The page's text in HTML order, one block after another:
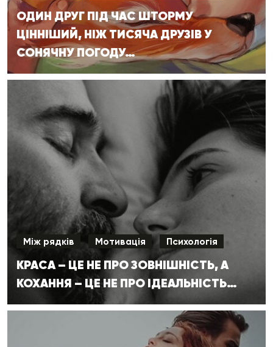
ОДИН ДРУГ ПІД ЧАС ШТОРМУ
ЦІННІШИЙ, НІЖ ТИСЯЧА ДРУЗІВ У
СОНЯЧНУ ПОГОДУ…
Між рядків Мотивація Психологія
КРАСА – ЦЕ НЕ ПРО ЗОВНІШНІСТЬ, А
КОХАННЯ – ЦЕ НЕ ПРО ІДЕАЛЬНІСТЬ…